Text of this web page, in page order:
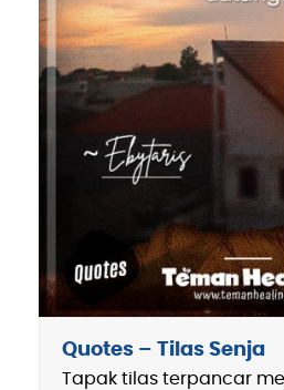
Quotes – Tilas Senja
Tapak tilas terpancar